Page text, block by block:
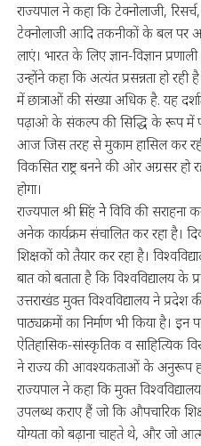
राज्यपाल ने कहा कि टेक्नोलाजी,
टेक्नोलाजी आदि तकनीकों के बल पर
लाएं। भारत के लिए ज्ञान-विज्ञान
उन्होंने कहा कि अत्यंत प्रसन्नता हो
में छात्राओं की संख्या अधिक है. यह
पढ़ाओ के संकल्प की सिद्धि के रूप में
आज जिस तरह से मुकाम हासिल कर
विकसित राष्ट्र बनने की ओर अग्रसर
होगा।
राज्यपाल श्री सिंह नेे विवि की
अनेक कार्यक्रम संचालित कर रहा है।
शिक्षकों को तैयार कर रहा है।
बात को बताता है कि विश्वविद्यालय के
उत्तराखंड मुक्त विश्वविद्यालय ने
पाठ्यक्रमों का निर्माण भी किया है। इन
ऐतिहासिक-सांस्कृतिक व साहित्यिक
ने राज्य की आवश्यकताओं के अनुरूप हर
राज्यपाल ने कहा कि मुक्त
उपलब्ध कराए हैं जो कि औपचारिक
योग्यता को बढ़ाना चाहते थे, और जो